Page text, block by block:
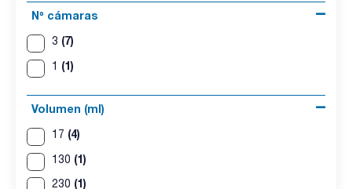
Nº cámaras
3 (7)
1 (1)
Volumen (ml)
17 (4)
130 (1)
230 (1)